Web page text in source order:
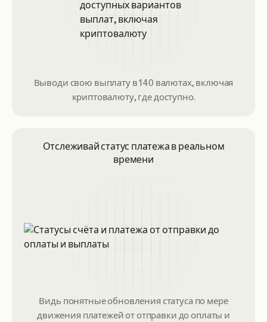
Выводи свою выплату в 140 валютах, включая
криптовалюту, где доступно.
Отслеживай статус платежа в реальном
времени
Видь понятные обновления статуса по мере
движения платежей от отправки до оплаты и